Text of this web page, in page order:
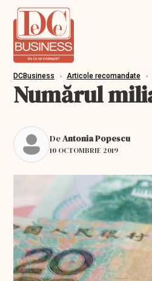
DCBusiness › Articole recomandate ›
Numărul
DeAntonia Popescu
10 OCTOMBRIE 2019